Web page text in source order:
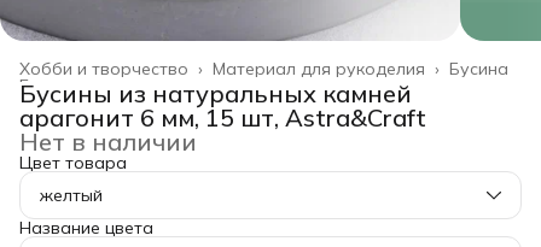
Бусина
Материал для рукоделия ›
Хобби и творчество ›
Главная ›
Бусины из натуральных камней
арагонит 6 мм, 15 шт, Astra&Craft
Нет в наличии
Цвет товара
желтый
Название цвета